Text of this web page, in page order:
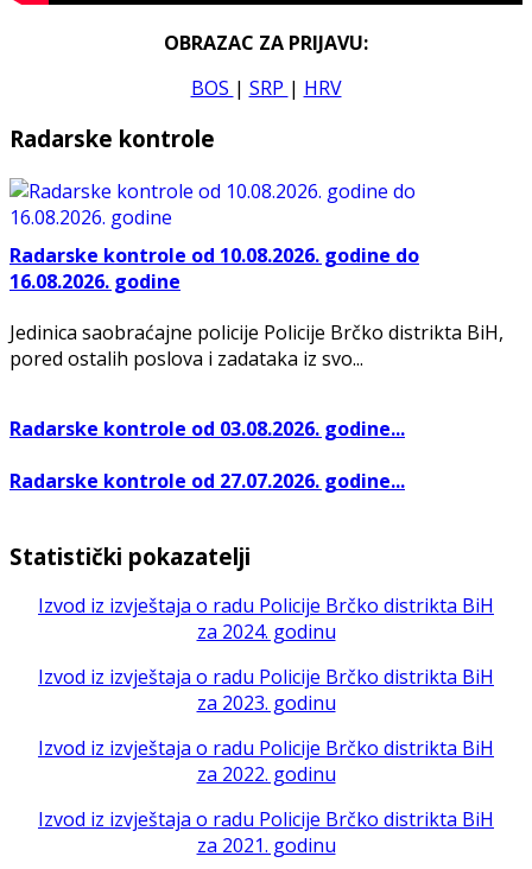
OBRAZAC ZA PRIJAVU:
BOS | SRP | HRV
Radarske kontrole
Radarske kontrole od 10.08.2026. godine do
16.08.2026. godine
Jedinica saobraćajne policije Policije Brčko distrikta BiH,
pored ostalih poslova i zadataka iz svo...
Radarske kontrole od 03.08.2026. godine...
Radarske kontrole od 27.07.2026. godine...
Statistički pokazatelji
Izvod iz izvještaja o radu Policije Brčko distrikta BiH
za 2024. godinu
Izvod iz izvještaja o radu Policije Brčko distrikta BiH
za 2023. godinu
Izvod iz izvještaja o radu Policije Brčko distrikta BiH
za 2022. godinu
Izvod iz izvještaja o radu Policije Brčko distrikta BiH
za 2021. godinu